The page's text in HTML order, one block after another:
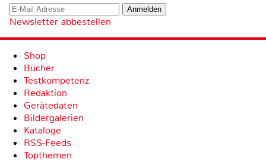
Newsletter abbestellen
Shop
Bücher
Testkompetenz
Redaktion
Gerätedaten
Bildergalerien
Kataloge
RSS-Feeds
Topthemen